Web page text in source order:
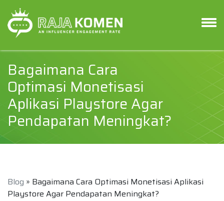
Bagaimana Cara
Optimasi Monetisasi
Aplikasi Playstore Agar
Pendapatan Meningkat?
Blog » Bagaimana Cara Optimasi Monetisasi Aplikasi
Playstore Agar Pendapatan Meningkat?